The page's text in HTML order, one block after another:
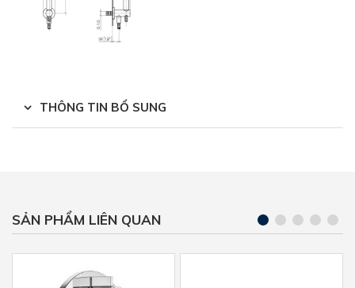
THÔNG TIN BỔ SUNG
SẢN PHẨM LIÊN QUAN